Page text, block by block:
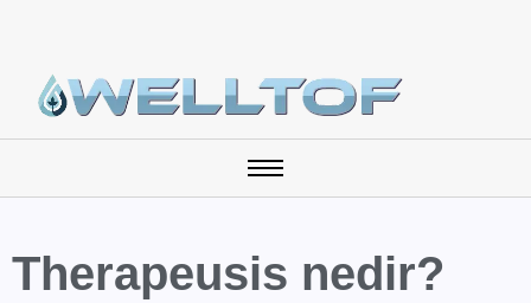
Therapeusis nedir?